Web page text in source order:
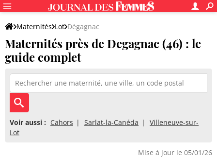
Maternités Lot Dégagnac
Maternités près de Degagnac (46) : le
guide complet
Voir aussi : Cahors Sarlat-la-Canéda
Villeneuve-sur-
Lot
Mise à jour le 05/01/26